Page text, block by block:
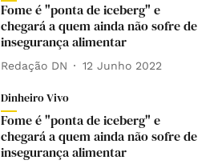
Fome é "ponta de iceberg" e
chegará a quem ainda não sofre de
insegurança alimentar
Redação DN 12 Junho 2022
Dinheiro Vivo
Fome é "ponta de iceberg" e
chegará a quem ainda não sofre de
insegurança alimentar